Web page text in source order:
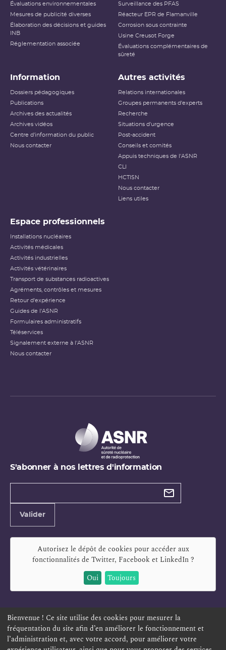
Évaluations environnementales
Mesures de publicité diverses
Élaboration des décisions et guides
INB
Réglementation associée
Surveillance des PFAS
Réacteur EPR de Flamanville
Corrosion sous contrainte
Usine Creusot Forge
Évaluations complémentaires de
sûreté
Information
Dossiers pédagogiques
Publications
Archives des actualités
Archives vidéos
Centre d'information du public
Nous contacter
Autres activités
Relations internationales
Groupes permanents d'experts
Recherche
Situations d'urgence
Post-accident
Conseils et comités
Appuis techniques de l'ASNR
CLI
HCTISN
Nous contacter
Liens utiles
Espace professionnels
Installations nucléaires
Activités médicales
Activités industrielles
Activités vétérinaires
Transport de substances radioactives
Agréments, contrôles et mesures
Retour d'expérience
Guides de l'ASNR
Formulaires administratifs
Téléservices
Signalement externe à l'ASNR
Nous contacter
S'abonner à nos lettres d'information
Types de
Valider
Autorisez le dépôt de cookies pour accéder aux
fonctionnalités de Twitter, Facebook et LinkedIn?
Oui
Toujours
ESPACE PERSONNEL OFFRES D'EMPLOI SIGNALEMENT
TÉLÉSERVICES PLAN DU SITE
Bienvenue ! Ce site utilise des cookies pour mesurer la
fréquentation du site afin d’en améliorer le fonctionnement et
l’administration et, avec votre accord, pour améliorer votre